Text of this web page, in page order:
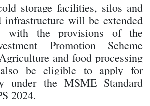
storage facilities, silos and
infrastructure will be extended
with the provisions of the
Promotion Scheme
and food processing
be eligible to apply for
under the MSME Standard
2024.